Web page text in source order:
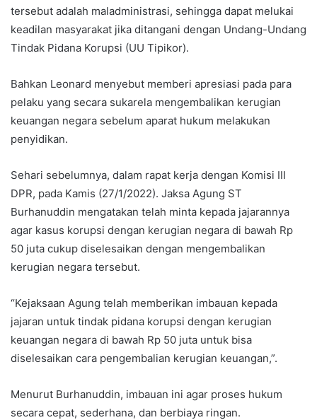
tersebut adalah maladministrasi, sehingga dapat melukai
keadilan masyarakat jika ditangani dengan Undang-Undang
Tindak Pidana Korupsi (UU Tipikor).
Bahkan Leonard menyebut memberi apresiasi pada para
pelaku yang secara sukarela mengembalikan kerugian
keuangan negara sebelum aparat hukum melakukan
penyidikan.
Sehari sebelumnya, dalam rapat kerja dengan Komisi III
DPR, pada Kamis (27/1/2022). Jaksa Agung ST
Burhanuddin mengatakan telah minta kepada jajarannya
agar kasus korupsi dengan kerugian negara di bawah Rp
50 juta cukup diselesaikan dengan mengembalikan
kerugian negara tersebut.
“Kejaksaan Agung telah memberikan imbauan kepada
jajaran untuk tindak pidana korupsi dengan kerugian
keuangan negara di bawah Rp 50 juta untuk bisa
diselesaikan cara pengembalian kerugian keuangan,”.
Menurut Burhanuddin, imbauan ini agar proses hukum
secara cepat, sederhana, dan berbiaya ringan.